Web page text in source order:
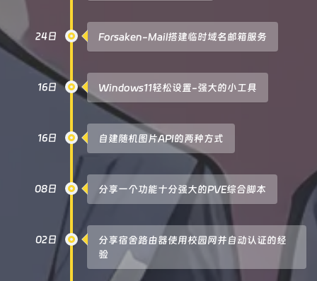
24日 Forsaken-Mail搭建临时域名邮箱服务
16日 Windows11轻松设置-强大的小工具
16日 自建随机图片API的两种方式
08日 分享一个功能十分强大的PVE综合脚本
02日
分享宿舍路由器使用校园网并自动认证的经
验